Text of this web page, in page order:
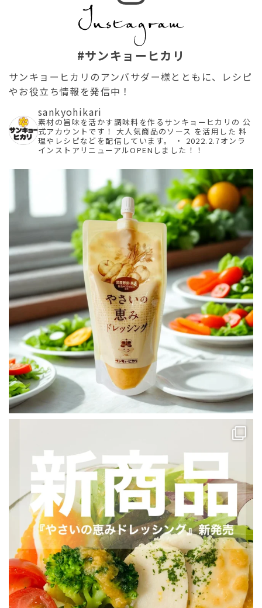
#サンキョーヒカリ
サンキョーヒカリのアンバサダー様とともに、レシピ
やお役立ち情報を発信中！
sankyohikari
素材の旨味を活かす調味料を作るサンキョーヒカリの 公
式アカウントです！ 大人気商品のソース を活用した 料
理やレシピなどを配信しています。
・
2022.2.7オンラ
インストアリニューアルOPENしました！！